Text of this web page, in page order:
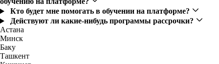
Кто будет мне помогать в обучении на платформе?
Действуют ли какие-нибудь программы рассрочки?
Астана
Минск
Баку
Ташкент